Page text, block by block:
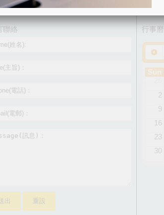
聯絡 行事曆
Sun
2
9
16
23
30